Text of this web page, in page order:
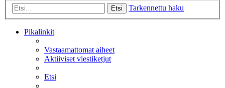
Etsi Tarkennettu haku
Pikalinkit
Vastaamattomat aiheet
Aktiiviset viestiketjut
Etsi